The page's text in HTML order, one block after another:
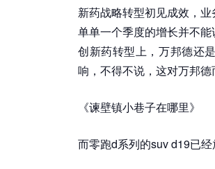
新药战略转型初见成效，
单单一个季度的增长并不
创新药转型上，万邦德还
响，不得不说，这对万邦德
《谏壁镇小巷子在哪里》
而零跑d系列的suv d19已